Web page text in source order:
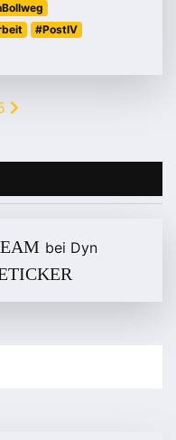
#PostIV
bei Dyn